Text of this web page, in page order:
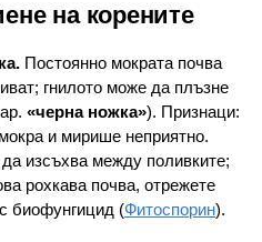
на корените
Постоянно мократа почва
гнилото може да плъзне
«черна ножка»). Признаци:
и мирише неприятно.
изсъхва между поливките;
рохкава почва, отрежете
биофунгицид (Фитоспорин).